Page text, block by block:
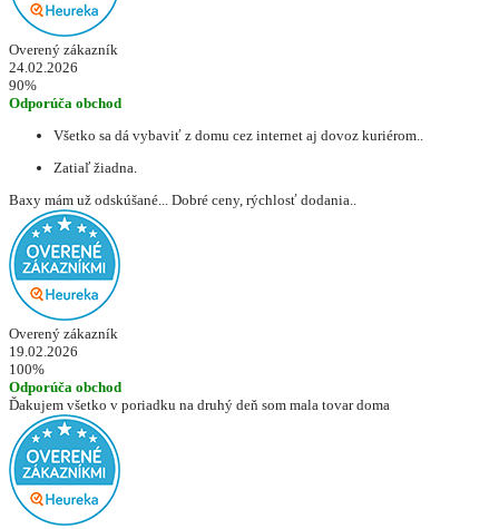
Overený zákazník
24.02.2026
90%
Odporúča obchod
Všetko sa dá vybaviť z domu cez internet aj dovoz kuriérom..
Zatiaľ žiadna.
Baxy mám už odskúšané... Dobré ceny, rýchlosť dodania..
Overený zákazník
19.02.2026
100%
Odporúča obchod
Ďakujem všetko v poriadku na druhý deň som mala tovar doma